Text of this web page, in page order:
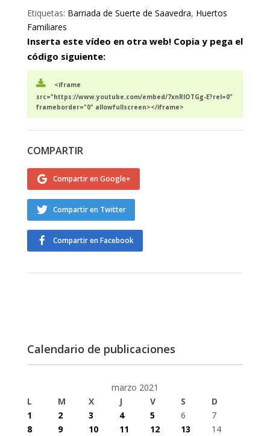
Etiquetas: Barriada de Suerte de Saavedra, Huertos
Familiares
Inserta este vídeo en otra web! Copia y pega el
código siguiente:
<iframe
src="https://www.youtube.com/embed/7xnRlOTGg-E?rel=0"
frameborder="0" allowfullscreen></iframe>
COMPARTIR
Compartir en Google+
Compartir en Twitter
Compartir en Facebook
Calendario de publicaciones
marzo 2021
L
M X J V S
D
1
2 3 4 5 6
7
8
9 10 11 12 13
14